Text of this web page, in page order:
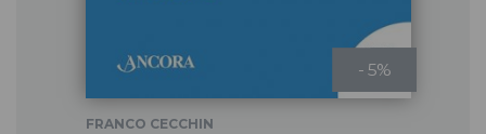
- 5%
FRANCO CECCHIN